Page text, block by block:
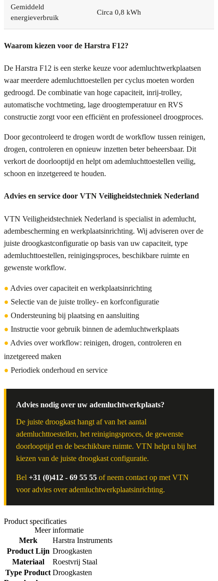
Gemiddeld
energieverbruik
Circa 0,8 kWh
Waarom kiezen voor de Harstra F12?
De Harstra F12 is een sterke keuze voor ademluchtwerkplaatsen
waar meerdere ademluchttoestellen per cyclus moeten worden
gedroogd. De combinatie van hoge capaciteit, inrij-trolley,
automatische vochtmeting, lage droogtemperatuur en RVS
constructie zorgt voor een efficiënt en professioneel droogproces.
Door gecontroleerd te drogen wordt de workflow tussen reinigen,
drogen, controleren en opnieuw inzetten beter beheersbaar. Dit
verkort de doorlooptijd en helpt om ademluchttoestellen veilig,
schoon en inzetgereed te houden.
Advies en service door VTN Veiligheidstechniek Nederland
VTN Veiligheidstechniek Nederland is specialist in ademlucht,
adembescherming en werkplaatsinrichting. Wij adviseren over de
juiste droogkastconfiguratie op basis van uw capaciteit, type
ademluchttoestellen, reinigingsproces, beschikbare ruimte en
gewenste workflow.
● Advies over capaciteit en werkplaatsinrichting
● Selectie van de juiste trolley- en korfconfiguratie
● Ondersteuning bij plaatsing en aansluiting
● Instructie voor gebruik binnen de ademluchtwerkplaats
● Advies over workflow: reinigen, drogen, controleren en
inzetgereed maken
● Periodiek onderhoud en service
Advies nodig over uw ademluchtwerkplaats?
De juiste droogkast hangt af van het aantal
ademluchttoestellen, het reinigingsproces, de gewenste
doorlooptijd en de beschikbare ruimte. VTN helpt u bij het
kiezen van de juiste droogkast configuratie.
Bel +31 (0)412 - 69 55 55 of neem contact op met VTN
voor advies over ademluchtwerkplaatsinrichting.
Product specificaties
Meer informatie
Merk
Harstra Instruments
Product Lijn Droogkasten
Materiaal
Roestvrij Staal
Type Product Droogkasten